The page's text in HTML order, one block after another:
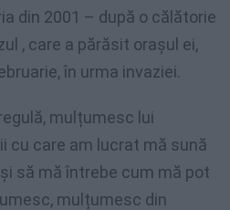
din 2001 – după o călătorie
, care a părăsit orașul ei,
în urma invaziei.
mulțumesc lui
cu care am lucrat mă sună
să mă întrebe cum mă pot
mulțumesc din